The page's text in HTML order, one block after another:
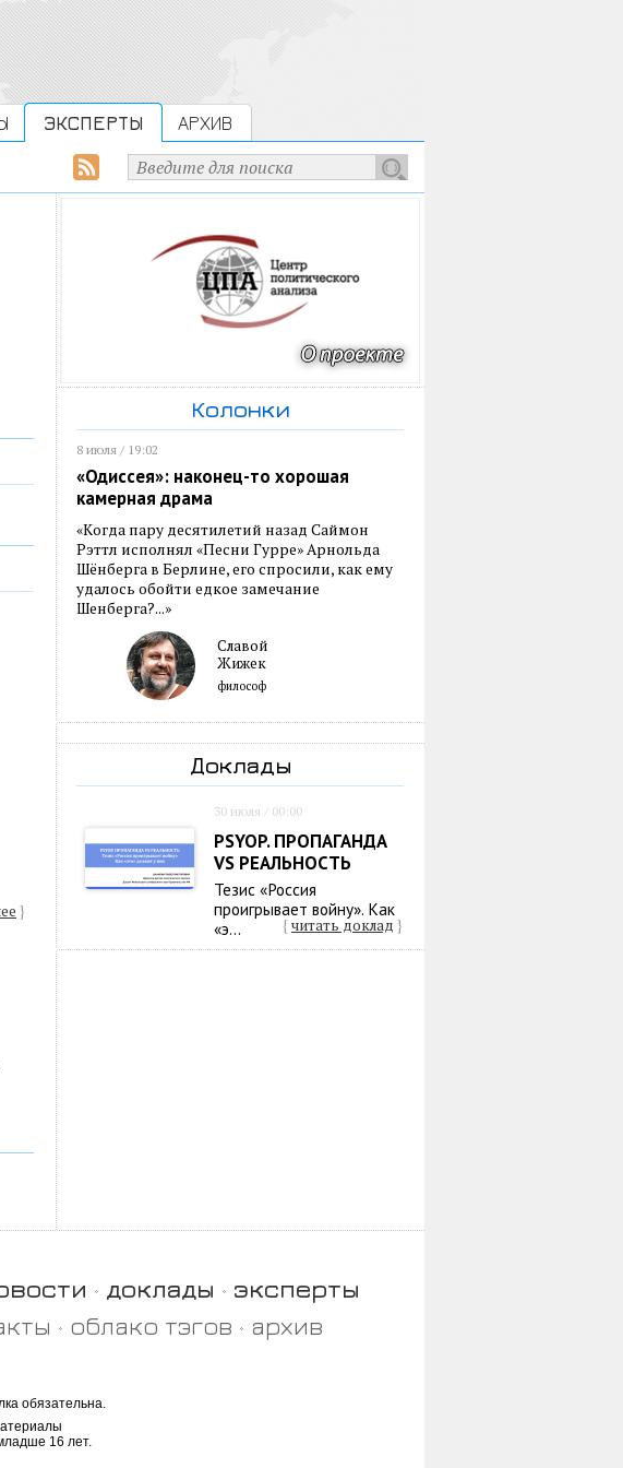
ЭКСПЕРТЫ АРХИВ
}
Колонки
8 июля / 19:02
«Одиссея»: наконец-то хорошая
камерная драма
«Когда пару десятилетий назад Саймон
Рэттл исполнял «Песни Гурре» Арнольда
Шёнберга в Берлине, его спросили, как ему
удалось обойти едкое замечание
Шенберга?...»
Славой
Жижек
философ
Доклады
30 июля / 00:00
PSYOP. ПРОПАГАНДА
VS РЕАЛЬНОСТЬ
Тезис «Россия
проигрывает войну». Как
«э...
{ читать доклад }
доклады
эксперты
облако тэгов архив
обязательна.
16 лет.